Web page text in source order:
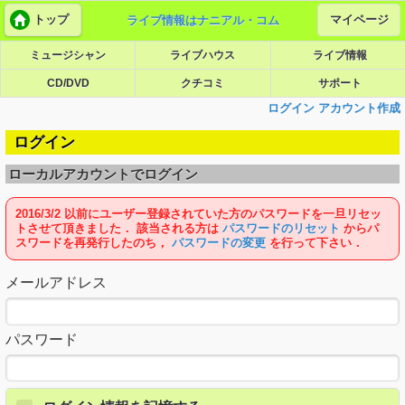
トップ ライブ情報はナニアル・コム マイページ
ミュージシャン ライブハウス ライブ情報
CD/DVD クチコミ サポート
ログイン アカウント作成
ログイン
ローカルアカウントでログイン
2016/3/2 以前にユーザー登録されていた方のパスワードを一旦リセッ
トさせて頂きました． 該当される方はパスワードのリセット からパ
スワードを再発行したのち，パスワードの変更 を行って下さい．
メールアドレス
パスワード